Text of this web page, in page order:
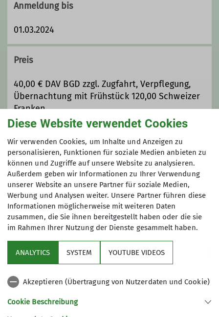
Anmeldung bis
01.03.2024
Preis
40,00 € DAV BGD zzgl. Zugfahrt, Verpflegung,
Übernachtung mit Frühstück 120,00 Schweizer
Franken
Maximale Teilnehmeranzahl
12
Links
Diese Website verwendet Cookies
Wir verwenden Cookies, um Inhalte und Anzeigen zu
personalisieren, Funktionen für soziale Medien anbieten zu
können und Zugriffe auf unsere Website zu analysieren.
Außerdem geben wir Informationen zu Ihrer Verwendung
unserer Website an unsere Partner für soziale Medien,
Werbung und Analysen weiter. Unsere Partner führen diese
Informationen möglicherweise mit weiteren Daten
zusammen, die Sie ihnen bereitgestellt haben oder die sie
im Rahmen Ihrer Nutzung der Dienste gesammelt haben.
ANALYTICS SYSTEM YOUTUBE VIDEOS
Akzeptieren (Übertragung von Nutzerdaten und Cookie)
Cookie Beschreibung